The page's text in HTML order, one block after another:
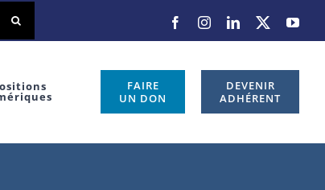
FacebookInstagramLinkedIn
X
FAIRE
UN DON
DEVENIR
ADHÉRENT